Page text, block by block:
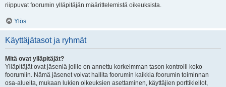
riippuvat foorumin ylläpitäjän määrittelemistä oikeuksista.
Ylös
Käyttäjätasot ja ryhmät
Mitä ovat ylläpitäjät?
Ylläpitäjät ovat jäseniä joille on annettu korkeimman tason kontrolli koko
foorumiin. Nämä jäsenet voivat hallita foorumin kaikkia foorumin toiminnan
osa-alueita, mukaan lukien oikeuksien asettaminen, käyttäjien porttikiellot,